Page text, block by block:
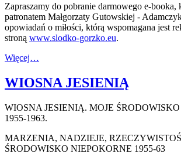
Zapraszamy do pobranie darmowego e-booka,
patronatem Małgorzaty Gutowskiej -
opowiadań o miłości, którą wspomagana jest
stroną www.slodko-gorzko.eu.
Więcej…
WIOSNA JESIENIĄ
WIOSNA JESIENIĄ. MOJE
1955-1963.
MARZENIA, NADZIEJE,
ŚRODOWISKO NIEPOKORNE 1955-63